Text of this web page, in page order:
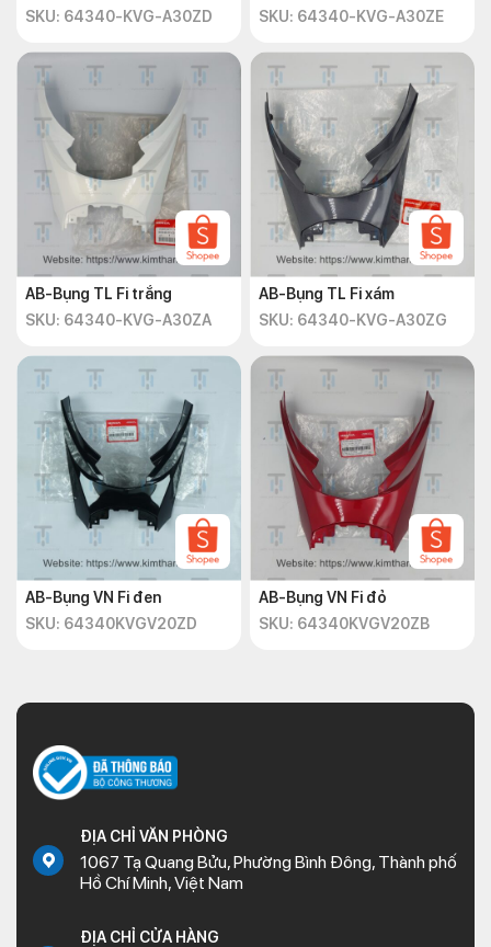
SKU: 64340-KVG-A30ZD
SKU: 64340-KVG-A30ZE
AB-Bụng TL Fi trắng
SKU: 64340-KVG-A30ZA
AB-Bụng TL Fi xám
SKU: 64340-KVG-A30ZG
AB-Bụng VN Fi đen
SKU: 64340KVGV20ZD
AB-Bụng VN Fi đỏ
SKU: 64340KVGV20ZB
ĐỊA CHỈ VĂN PHÒNG
1067 Tạ Quang Bửu, Phường Bình Đông, Thành phố
Hồ Chí Minh, Việt Nam
ĐỊA CHỈ CỬA HÀNG